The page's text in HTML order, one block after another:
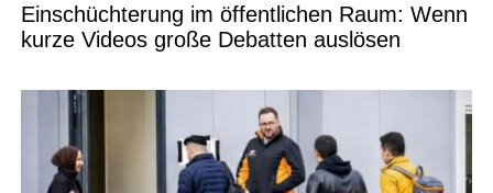
Einschüchterung im öffentlichen Raum: Wenn
kurze Videos große Debatten auslösen